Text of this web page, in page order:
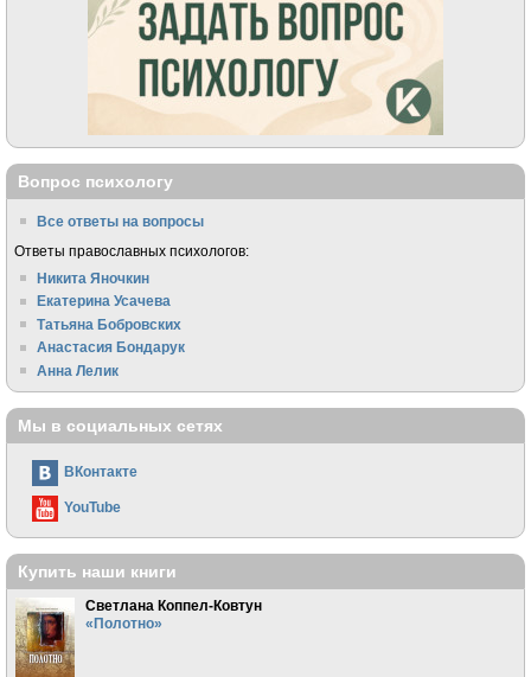
Вопрос психологу
Все ответы на вопросы
Ответы православных психологов:
Никита Яночкин
Екатерина Усачева
Татьяна Бобровских
Анастасия Бондарук
Анна Лелик
Мы в социальных сетях
ВКонтакте
YouTube
Купить наши книги
Светлана Коппел-Ковтун
«Полотно»